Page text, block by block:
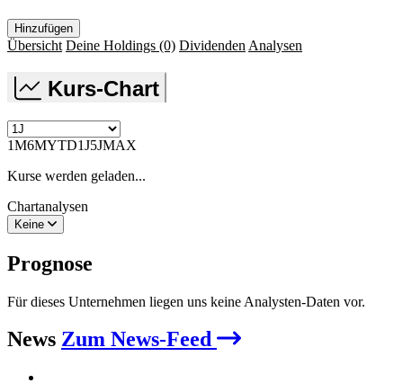
Hinzufügen
Übersicht Deine Holdings (0) Dividenden Analysen
Kurs-Chart
1M6MYTD1J5JMAX
Kurse werden geladen...
Chartanalysen
Keine
Prognose
Für dieses Unternehmen liegen uns keine Analysten-Daten vor.
News Zum News-Feed